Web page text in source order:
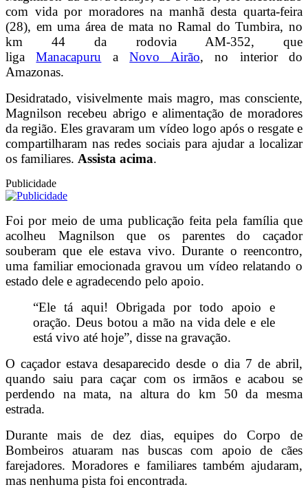
com vida por moradores na manhã desta quarta-feira
(28), em uma área de mata no Ramal do Tumbira, no
km 44 da rodovia AM-352, que
ligaManacapuru aNovo Airão, no interior do
Amazonas.
Desidratado, visivelmente mais magro, mas consciente,
Magnilson recebeu abrigo e alimentação de moradores
da região. Eles gravaram um vídeo logo após o resgate e
compartilharam nas redes sociais para ajudar a localizar
os familiares. Assista acima.
Publicidade
Foi por meio de uma publicação feita pela família que
acolheu Magnilson que os parentes do caçador
souberam que ele estava vivo. Durante o reencontro,
uma familiar emocionada gravou um vídeo relatando o
estado dele e agradecendo pelo apoio.
“Ele tá aqui! Obrigada por todo apoio e
oração. Deus botou a mão na vida dele e ele
está vivo até hoje”, disse na gravação.
O caçador estava desaparecido desde o dia 7 de abril,
quando saiu para caçar com os irmãos e acabou se
perdendo na mata, na altura do km 50 da mesma
estrada.
Durante mais de dez dias, equipes do Corpo de
Bombeiros atuaram nas buscas com apoio de cães
farejadores. Moradores e familiares também ajudaram,
mas nenhuma pista foi encontrada.